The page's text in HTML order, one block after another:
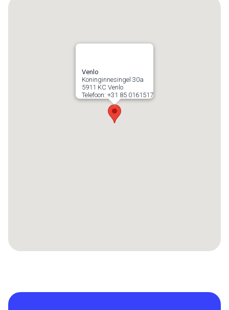
Venlo
Koninginnesingel 30a
5911 KC Venlo
Telefoon: +31 85 0161517